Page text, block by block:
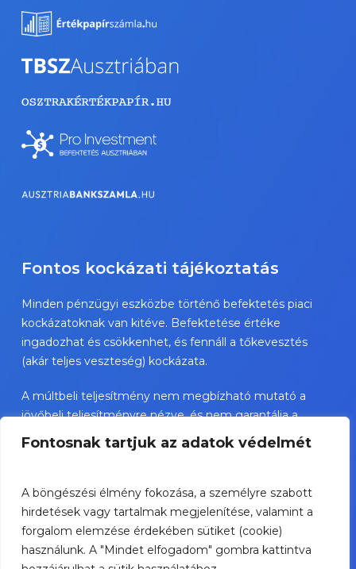
Fontosnak tartjuk az adatok védelmét
A böngészési élmény fokozása, a személyre szabott
hirdetések vagy tartalmak megjelenítése, valamint a
forgalom elemzése érdekében sütiket (cookie)
használunk. A "Mindet elfogadom" gombra kattintva
Fontos kockázati tájékoztatás
Minden pénzügyi eszközbe történő befektetés piaci
kockázatoknak van kitéve. Befektetése értéke
ingadozhat és csökkenhet, és fennáll a tőkevesztés
(akár teljes veszteség) kockázata.
A múltbeli teljesítmény nem megbízható mutató a
jövőbeli teljesítményre nézve, és nem garantálja a
jövőbeli sikereket.
függ és változhat.
A bemutatott értékpapírok nem személyre szóló
befektetési ajánlások, és jelentős kockázatot
hordozhatnak.